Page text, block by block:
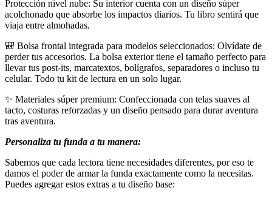
Protección nivel nube: Su interior cuenta con un diseño súper
acolchonado que absorbe los impactos diarios. Tu libro sentirá que
viaja entre almohadas.
🎒 Bolsa frontal integrada para modelos seleccionados: Olvídate de
perder tus accesorios. La bolsa exterior tiene el tamaño perfecto para
llevar tus post-its, marcatextos, bolígrafos, separadores o incluso tu
celular. Todo tu kit de lectura en un solo lugar.
✨ Materiales súper premium: Confeccionada con telas suaves al
tacto, costuras reforzadas y un diseño pensado para durar aventura
tras aventura.
Personaliza tu funda a tu manera:
Sabemos que cada lectora tiene necesidades diferentes, por eso te
damos el poder de armar la funda exactamente como la necesitas.
Puedes agregar estos extras a tu diseño base: